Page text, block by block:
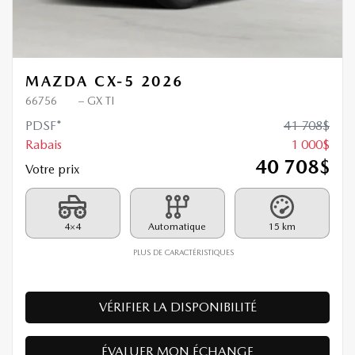
MAZDA CX-5 2026
66756 – GX TI
PDSF* 41 708$
Rabais
1 000$
Votre prix
40 708$
4×4 Automatique 15 km
PLUS DE CARACTÉRISTIQUES
VÉRIFIER LA DISPONIBILITÉ
ÉVALUER MON ÉCHANGE